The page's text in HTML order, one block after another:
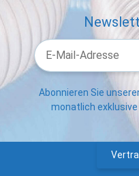
Abonnieren Sie
monatlich